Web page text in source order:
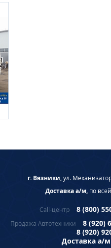
г. Вязники,ул.
Доставка а/м, по
Call-центр 8 (800)
Продажа Автотехники
8 (920)
8 (920)
Доставка а/